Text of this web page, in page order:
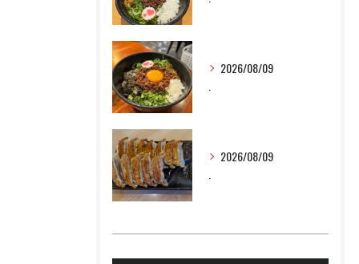
2026/08/09
2026/08/09